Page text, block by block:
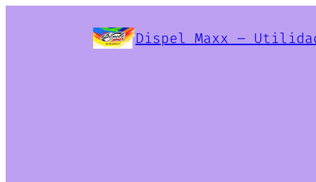
Dispel Maxx –